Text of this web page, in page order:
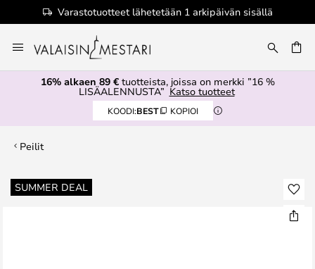
Varastotuotteet lähetetään 1 arkipäivän sisällä
to
Content
16% alkaen 89 €tuotteista, joissa on merkki ”16 %
LISÄALENNUSTA” Katso tuotteet
KOODI:BEST KOPIOI
Peilit
SUMMER DEAL
Skip
to